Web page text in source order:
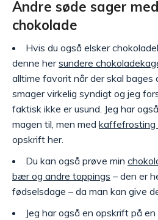
Andre søde sager
chokolade
Hvis du også elsker
denne hersundere
alltime favorit når der skal bages
smager virkelig syndigt og jeg
faktisk ikke er usund. Jeg har
magen til, men med kaffefrosting
opskrift her.
Du kan også prøve min
bær og andre toppings – den er
fødselsdage – da man kan give
Jeg har også en opskrift på en